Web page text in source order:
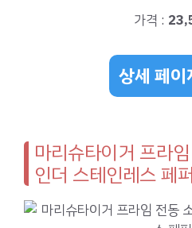
가격 :
상세 페이
마리슈타이거 프라
인더 스테인레스 페